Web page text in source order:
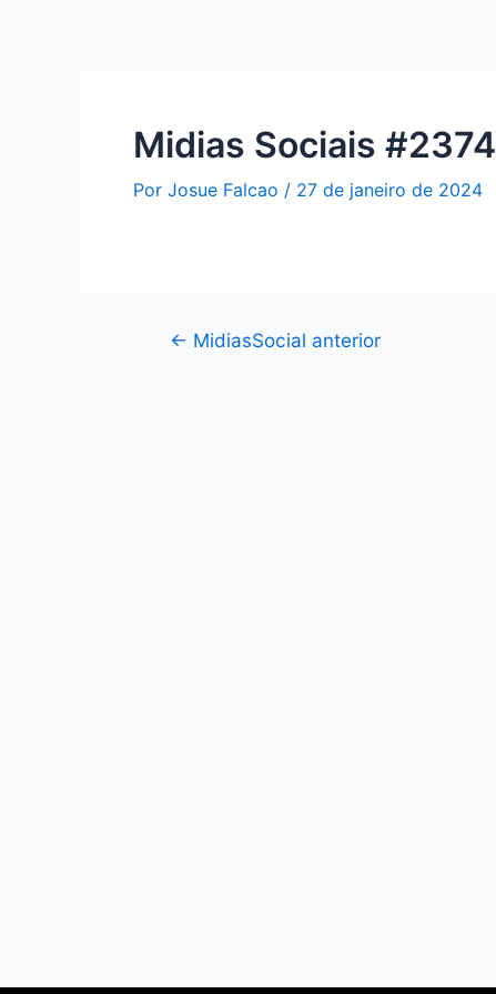
Midias Sociais #2374
Por Josue Falcao / 27 de janeiro de 2024
← MidiasSocial anterior